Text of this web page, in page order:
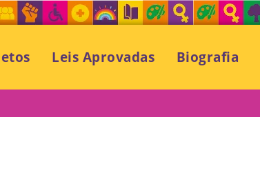
Leis Aprovadas Biografia